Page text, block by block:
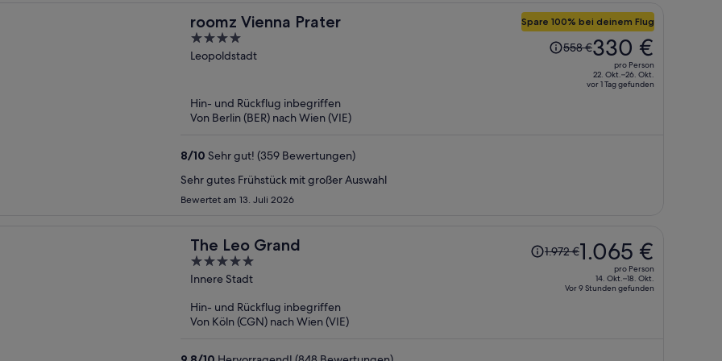
roomz Vienna Prater
4
out
Leopoldstadt
Spare 100% bei deinem Flug
Der
Preis558 €330 €
pro Person
22. Okt.–26. Okt.
vor 1 Tag gefunden
Hin- und Rückflug inbegriffen
Von Berlin (BER) nach Wien (VIE)
8/10 Sehr gut! (359 Bewertungen)
Sehr gutes Frühstück mit großer Auswahl
Bewertet am 13. Juli 2026
The Leo Grand
5
out
5
Innere Stadt
Der
Preis
1.972 €,
1.972 €1.065 €
pro Person
14. Okt.–18. Okt.
Vor 9 Stunden gefunden
Hin- und Rückflug inbegriffen
Von Köln (CGN) nach Wien (VIE)